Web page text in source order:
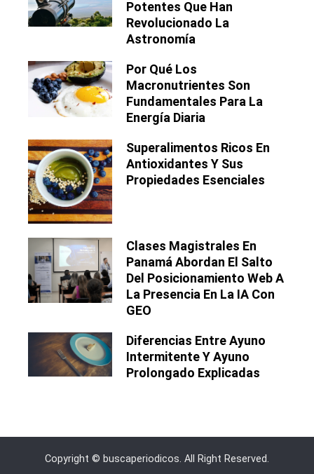
Potentes Que Han
Revolucionado La
Astronomía
Por Qué Los
Macronutrientes Son
Fundamentales Para La
Energía Diaria
Superalimentos Ricos En
Antioxidantes Y Sus
Propiedades Esenciales
Clases Magistrales En
Panamá Abordan El Salto
Del Posicionamiento Web A
La Presencia En La IA Con
GEO
Diferencias Entre Ayuno
Intermitente Y Ayuno
Prolongado Explicadas
Copyright © buscaperiodicos. All Right Reserved.